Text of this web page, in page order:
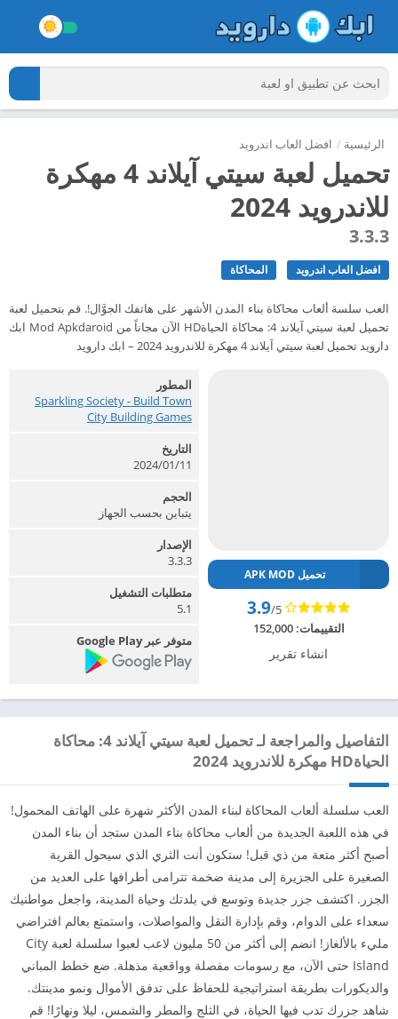
الرئيسية / افضل العاب اندرويد
تحميل لعبة سيتي آيلاند 4 مهكرة
للاندرويد 2024
3.3.3
افضل العاب اندرويد المحاكاة
العب سلسة ألعاب محاكاة بناء المدن الأشهر على هاتفك الجوَّال!. قم بتحميل لعبة
تحميل لعبة سيتي آيلاند 4: محاكاة الحياةHD الآن مجاناً من Mod Apkdaroid ابك
دارويد تحميل لعبة سيتي آيلاند 4 مهكرة للاندرويد 2024 – ابك دارويد
تحميل APK MOD
3.9/5
التقييمات:152,000
انشاء تقرير
المطور
Sparkling Society - Build Town
City Building Games‏
التاريخ
2024/01/11
الحجم
يتباين بحسب الجهاز
الإصدار
3.3.3
متطلبات التشغيل
5.1
متوفر عبر Google Play
التفاصيل والمراجعة لـ تحميل لعبة سيتي آيلاند 4: محاكاة
الحياةHD مهكرة للاندرويد 2024
العب سلسلة ألعاب المحاكاة لبناء المدن الأكثر شهرة على الهاتف المحمول!
في هذه اللعبة الجديدة من ألعاب محاكاة بناء المدن ستجد أن بناء المدن
أصبح أكثر متعة من ذي قبل! ستكون أنت الثري الذي سيحول القرية
الصغيرة على الجزيرة إلى مدينة ضخمة تترامى أطرافها على العديد من
الجزر. اكتشف جزر جديدة وتوسع في بلدتك وحياة المدينة، واجعل مواطنيك
سعداء على الدوام، وقم بإدارة النقل والمواصلات، واستمتع بعالم افتراضي
مليء بالألغاز! انضم إلى أكثر من 50 مليون لاعب لعبوا سلسلة لعبة City
Island حتى الآن، مع رسومات مفصلة وواقعية مذهلة. ضع خطط المباني
والديكورات بطريقة استراتيجية للحفاظ على تدفق الأموال ونمو مدينتك.
شاهد جزرك تدب فيها الحياة، في الثلج والمطر والشمس، ليلا ونهارًا! قم